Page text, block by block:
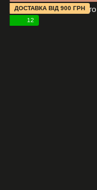
ДОСТАВКА ВІД 900 ГРН
12